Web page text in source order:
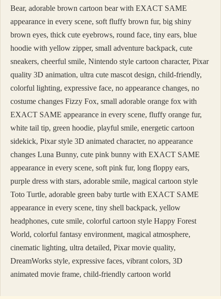
Bear, adorable brown cartoon bear with EXACT SAME
appearance in every scene, soft fluffy brown fur, big shiny
brown eyes, thick cute eyebrows, round face, tiny ears, blue
hoodie with yellow zipper, small adventure backpack, cute
sneakers, cheerful smile, Nintendo style cartoon character, Pixar
quality 3D animation, ultra cute mascot design, child-friendly,
colorful lighting, expressive face, no appearance changes, no
costume changes Fizzy Fox, small adorable orange fox with
EXACT SAME appearance in every scene, fluffy orange fur,
white tail tip, green hoodie, playful smile, energetic cartoon
sidekick, Pixar style 3D animated character, no appearance
changes Luna Bunny, cute pink bunny with EXACT SAME
appearance in every scene, soft pink fur, long floppy ears,
purple dress with stars, adorable smile, magical cartoon style
Toto Turtle, adorable green baby turtle with EXACT SAME
appearance in every scene, tiny shell backpack, yellow
headphones, cute smile, colorful cartoon style Happy Forest
World, colorful fantasy environment, magical atmosphere,
cinematic lighting, ultra detailed, Pixar movie quality,
DreamWorks style, expressive faces, vibrant colors, 3D
animated movie frame, child-friendly cartoon world